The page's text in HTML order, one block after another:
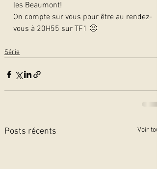
les Beaumont!
On compte sur vous pour être au rendez-
vous à 20H55 sur TF1 🙂
Série
Posts récents Voir tout